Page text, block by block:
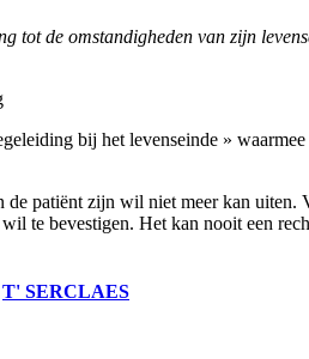
de omstandigheden van zijn
bij het levenseinde »
patiënt zijn wil niet meer kan uiten.
te bevestigen. Het kan nooit een
T' SERCLAES